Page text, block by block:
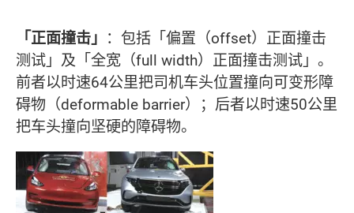
「正面撞击」 ：包括「偏置（offset）正面撞击
测试」及「全宽（full width）正面撞击测试」。
前者以时速64公里把司机车头位置撞向可变形障
碍物（deformable barrier）；后者以时速50公里
把车头撞向坚硬的障碍物。